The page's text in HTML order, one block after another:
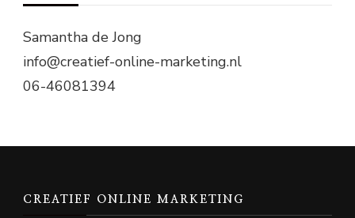
Samantha de Jong
info@creatief-online-marketing.nl
06-46081394
CREATIEF ONLINE MARKETING